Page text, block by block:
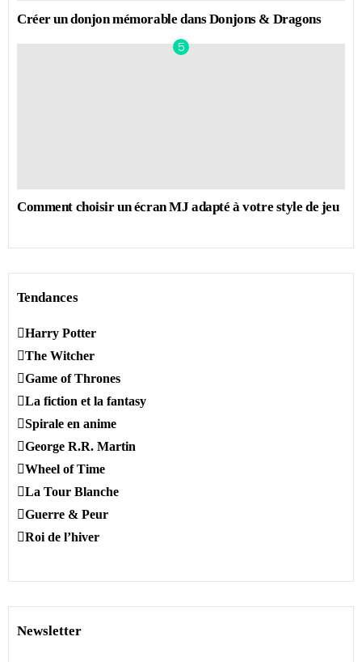
Créer un donjon mémorable dans Donjons & Dragons
Comment choisir un écran MJ adapté à votre style de jeu
Tendances
Harry Potter
The Witcher
Game of Thrones
La fiction et la fantasy
Spirale en anime
George R.R. Martin
Wheel of Time
La Tour Blanche
Guerre & Peur
Roi de l’hiver
Newsletter